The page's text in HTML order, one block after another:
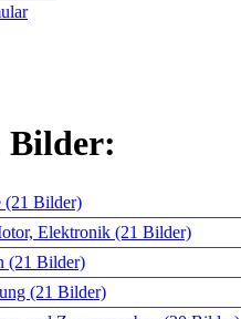
Bilder:
(21 Bilder)
Elektronik (21 Bilder)
(21 Bilder)
(21 Bilder)